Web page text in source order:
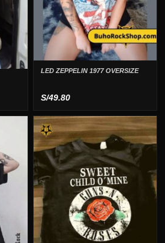
LED ZEPPELIN 1977 OVERSIZE
S/49.80